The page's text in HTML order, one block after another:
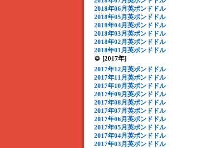
2018年06月英ポンドドル
2018年05月英ポンドドル
2018年04月英ポンドドル
2018年03月英ポンドドル
2018年02月英ポンドドル
2018年01月英ポンドドル
[2017年]
2017年12月英ポンドドル
2017年11月英ポンドドル
2017年10月英ポンドドル
2017年09月英ポンドドル
2017年08月英ポンドドル
2017年07月英ポンドドル
2017年06月英ポンドドル
2017年05月英ポンドドル
2017年04月英ポンドドル
2017年03月英ポンドドル